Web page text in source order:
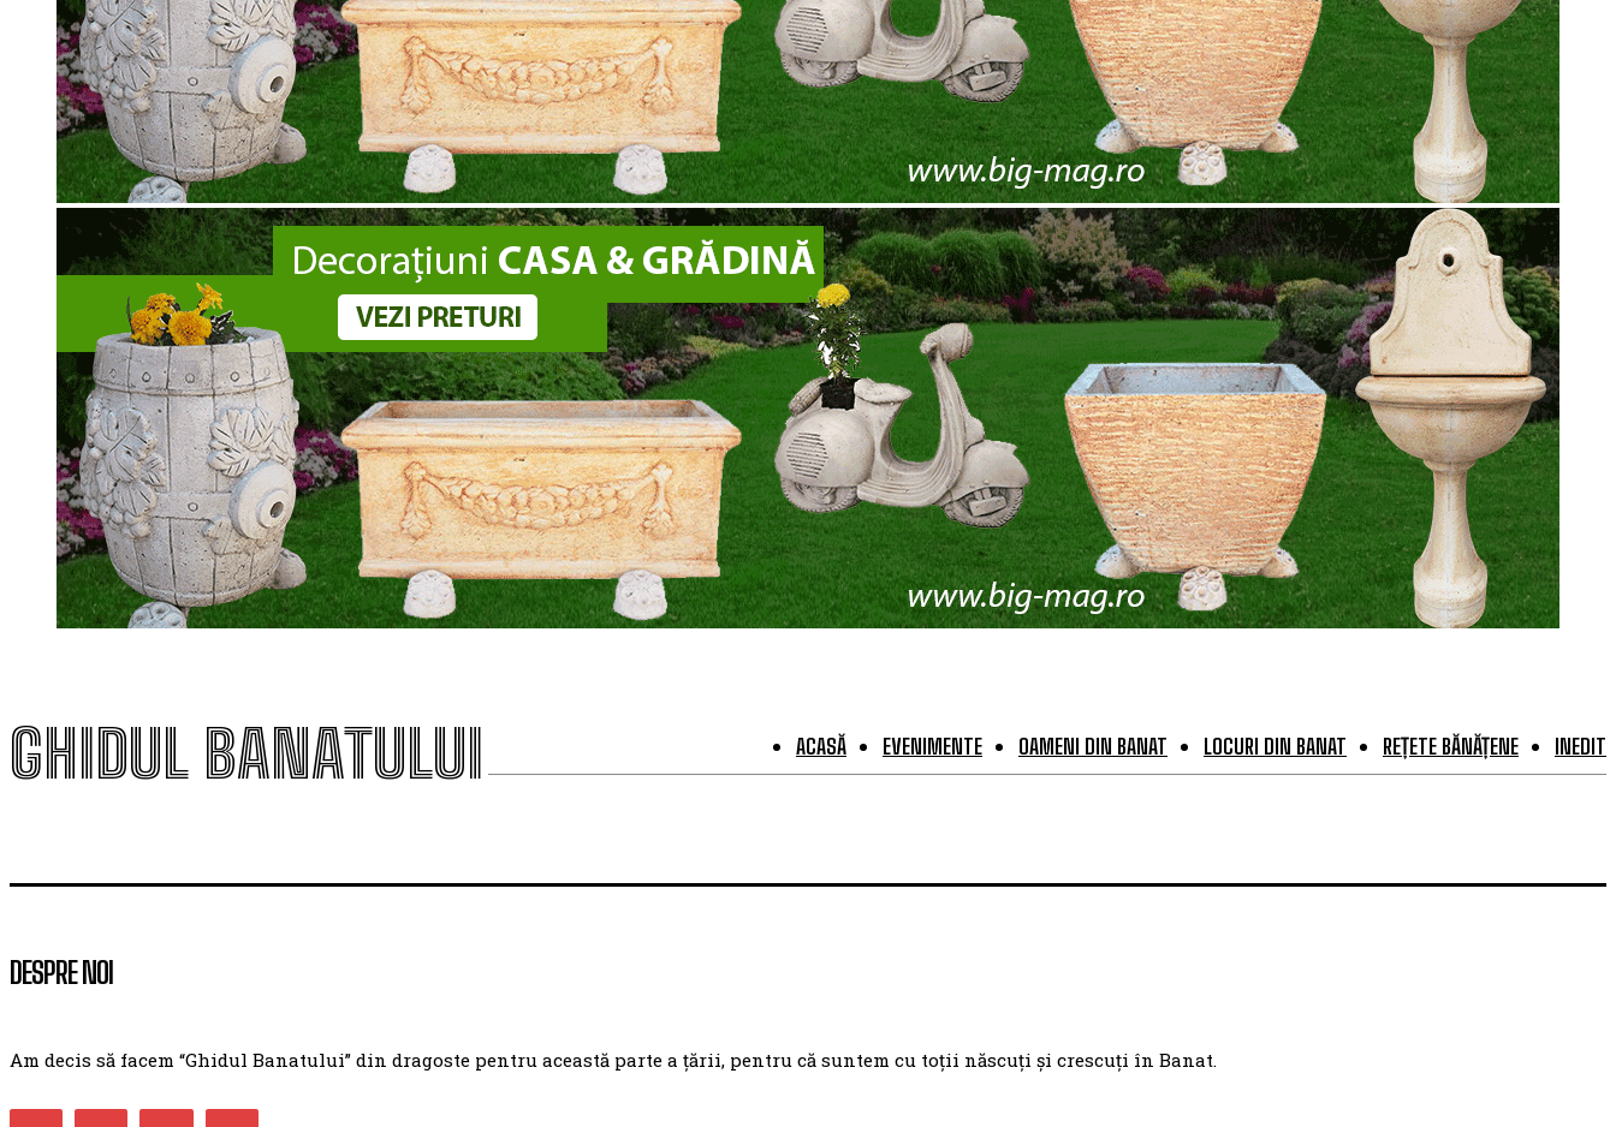
GHIDUL BANATULUI ACASĂ EVENIMENTE OAMENI DIN BANAT LOCURI DIN BANAT REȚETE BĂNĂȚENE INEDIT
DESPRE NOI
Am decis să facem “Ghidul Banatului” din dragoste pentru această parte a țării, pentru că suntem cu toții născuți și crescuți în Banat.